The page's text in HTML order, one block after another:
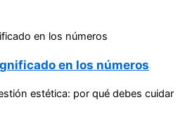
en los números